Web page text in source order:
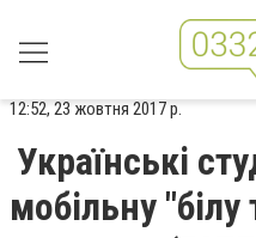
12:52, 23 жовтня 2017 р.
Українські
мобільну